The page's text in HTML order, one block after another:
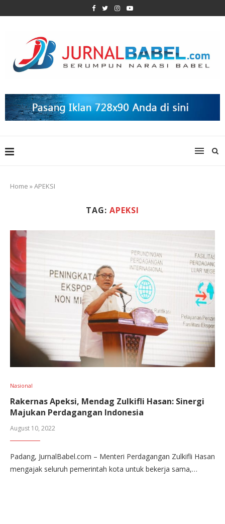
Home »APEKSI
TAG: APEKSI
Nasional
Rakernas Apeksi, Mendag Zulkifli Hasan: Sinergi
Majukan Perdagangan Indonesia
August 10, 2022
Padang, JurnalBabel.com – Menteri Perdagangan Zulkifli Hasan
mengajak seluruh pemerintah kota untuk bekerja sama,…